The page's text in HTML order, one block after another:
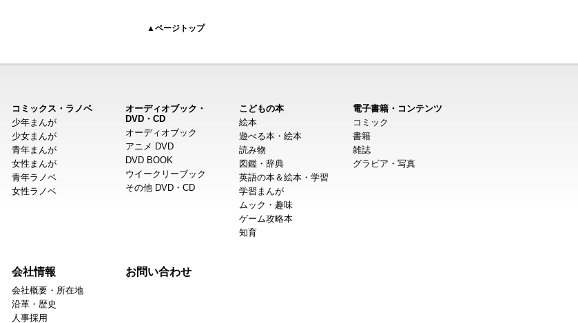
▲ページトップ
コミックス・ラノベ
少年まんが
少女まんが
青年まんが
女性まんが
青年ラノベ
女性ラノベ
オーディオブック・
DVD・CD
オーディオブック
アニメ DVD
DVD BOOK
ウイークリーブック
その他 DVD・CD
こどもの本
絵本
遊べる本・絵本
読み物
図鑑・辞典
英語の本＆絵本・学習
学習まんが
ムック・趣味
ゲーム攻略本
知育
電子書籍・コンテンツ
コミック
書籍
雑誌
グラビア・写真
会社情報
会社概要・所在地
沿革・歴史
人事採用
お問い合わせ